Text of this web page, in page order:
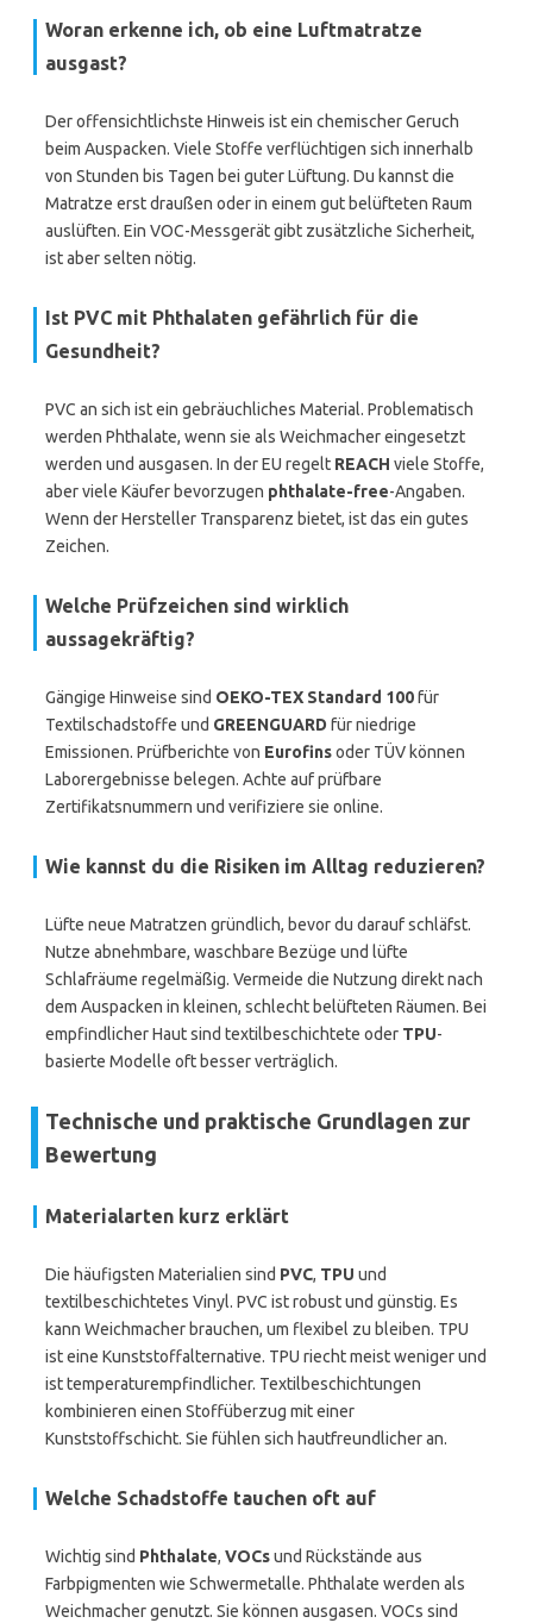
Woran erkenne ich, ob eine Luftmatratze
ausgast?
Der offensichtlichste Hinweis ist ein chemischer Geruch
beim Auspacken. Viele Stoffe verflüchtigen sich innerhalb
von Stunden bis Tagen bei guter Lüftung. Du kannst die
Matratze erst draußen oder in einem gut belüfteten Raum
auslüften. Ein VOC-Messgerät gibt zusätzliche Sicherheit,
ist aber selten nötig.
Ist PVC mit Phthalaten gefährlich für die
Gesundheit?
PVC an sich ist ein gebräuchliches Material. Problematisch
werden Phthalate, wenn sie als Weichmacher eingesetzt
werden und ausgasen. In der EU regelt REACH viele Stoffe,
aber viele Käufer bevorzugen phthalate-free-Angaben.
Wenn der Hersteller Transparenz bietet, ist das ein gutes
Zeichen.
Welche Prüfzeichen sind wirklich
aussagekräftig?
Gängige Hinweise sind OEKO-TEX Standard 100für
Textilschadstoffe und GREENGUARD für niedrige
Emissionen. Prüfberichte von Eurofinsoder TÜV können
Laborergebnisse belegen. Achte auf prüfbare
Zertifikatsnummern und verifiziere sie online.
Wie kannst du die Risiken im Alltag reduzieren?
Lüfte neue Matratzen gründlich, bevor du darauf schläfst.
Nutze abnehmbare, waschbare Bezüge und lüfte
Schlafräume regelmäßig. Vermeide die Nutzung direkt nach
dem Auspacken in kleinen, schlecht belüfteten Räumen. Bei
empfindlicher Haut sind textilbeschichtete oder TPU-
basierte Modelle oft besser verträglich.
Technische und praktische Grundlagen zur
Bewertung
Materialarten kurz erklärt
Die häufigsten Materialien sind PVC, TPU und
textilbeschichtetes Vinyl. PVC ist robust und günstig. Es
kann Weichmacher brauchen, um flexibel zu bleiben. TPU
ist eine Kunststoffalternative. TPU riecht meist weniger und
ist temperaturempfindlicher. Textilbeschichtungen
kombinieren einen Stoffüberzug mit einer
Kunststoffschicht. Sie fühlen sich hautfreundlicher an.
Welche Schadstoffe tauchen oft auf
Wichtig sind Phthalate, VOCsund Rückstände aus
Farbpigmenten wie Schwermetalle. Phthalate werden als
Weichmacher genutzt. Sie können ausgasen. VOCs sind